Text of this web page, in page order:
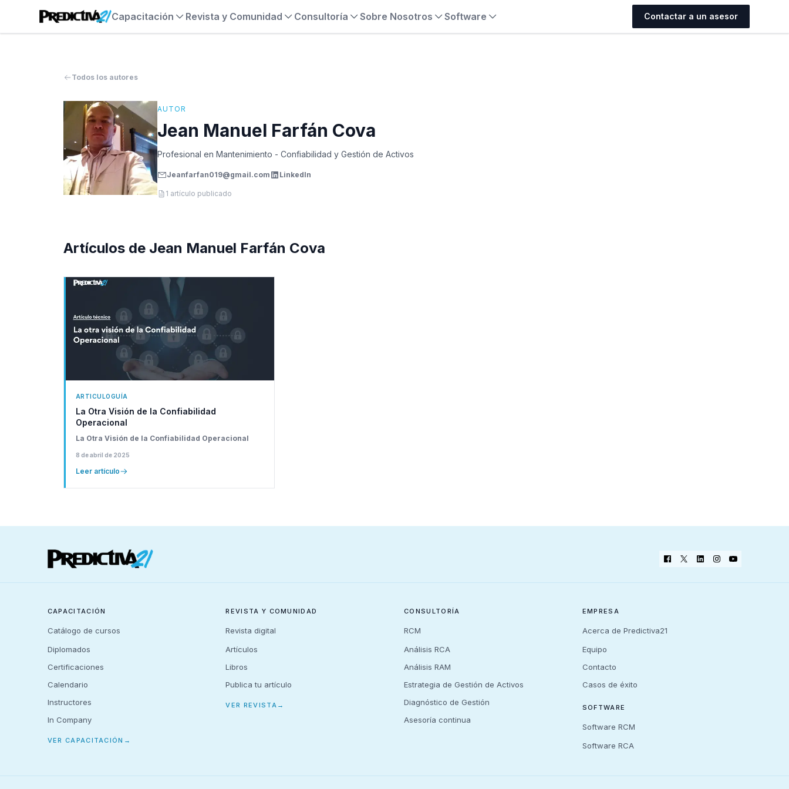
Capacitación Revista y Comunidad Consultoría Sobre Nosotros Software Contactar a un asesor
Todos los autores
AUTOR
Jean Manuel Farfán Cova
Profesional en Mantenimiento - Confiabilidad y Gestión de Activos
Jeanfarfan019@gmail.com LinkedIn
1 artículo publicado
Artículos de Jean Manuel Farfán Cova
ARTICULOGUÍA
La Otra Visión de la Confiabilidad
Operacional
La Otra Visión de la Confiabilidad Operacional
8 de abril de 2025
Leer artículo
CAPACITACIÓN
Catálogo de cursos
Diplomados
Certificaciones
Calendario
Instructores
In Company
VER CAPACITACIÓN →
REVISTA Y COMUNIDAD
Revista digital
Artículos
Libros
Publica tu artículo
VER REVISTA →
CONSULTORÍA
RCM
Análisis RCA
Análisis RAM
Estrategia de Gestión de Activos
Diagnóstico de Gestión
Asesoría continua
EMPRESA
Acerca de Predictiva21
Equipo
Contacto
Casos de éxito
SOFTWARE
Software RCM
Software RCA